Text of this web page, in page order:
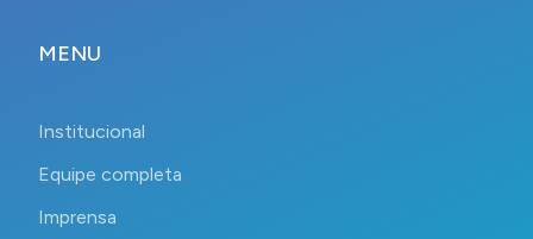
MENU
Institucional
Equipe completa
Imprensa